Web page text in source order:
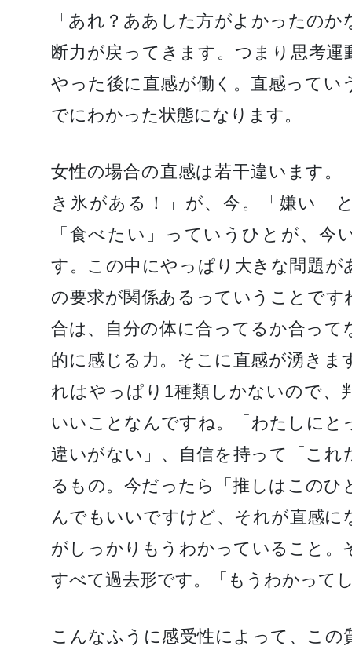
「あれ？ああした方がよかったのか
断力が戻ってきます。つまり思考運
やった後に直感が働く。直感ってい
でにわかった状態になります。
女性の場合の直感は若干違います。
き氷がある！」が、今。「嫌い」
「食べたい」っていうひとが、今
す。この中にやっぱり大きな問題が
の要求が関係あるっていうことです
合は、自分の体に合ってるか合って
的に感じる力。そこに直感が湧きま
れはやっぱり1種類しかないので、
いいことなんですね。「わたしにと
違いがない」、自信を持って「これ
るもの。今だったら「推しはこのひ
んでもいいですけど、それが直感に
がしっかりもうわかっていること。
すべて過去形です。「もうわかって
こんなふうに感受性によって、この